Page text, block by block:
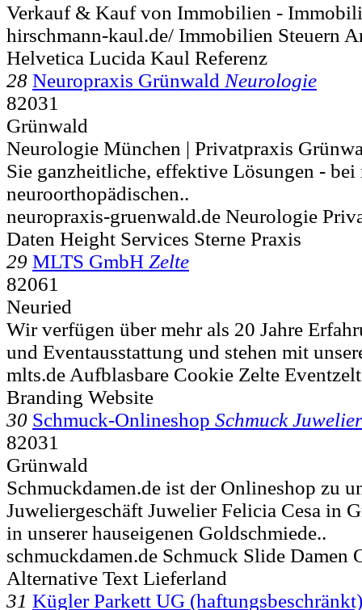
Verkauf & Kauf von Immobilien -
hirschmann-kaul.de/ Immobilien Steuern
Helvetica Lucida Kaul Referenz
28 Neuropraxis Grünwald Neurologie
82031
Grünwald
Neurologie München | Privatpraxis
Sie ganzheitliche, effektive Lösungen -
neuroorthopädischen..
neuropraxis-gruenwald.de Neurologie
Daten Height Services Sterne Praxis
29 MLTS GmbH Zelte
82061
Neuried
Wir verfügen über mehr als 20 Jahre
und Eventausstattung und stehen mit
mlts.de Aufblasbare Cookie Zelte
Branding Website
30 Schmuck-Onlineshop Schmuck Juwelier
82031
Grünwald
Schmuckdamen.de ist der Onlineshop zu
Juweliergeschäft Juwelier Felicia Cesa in
in unserer hauseigenen Goldschmiede..
schmuckdamen.de Schmuck Slide Damen
Alternative Text Lieferland
31 Kügler Parkett UG (haftungsbeschränkt)